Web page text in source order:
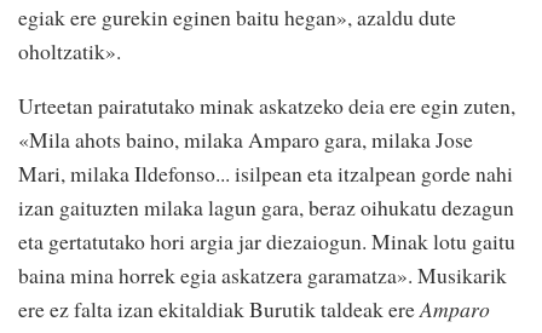
egiak ere gurekin eginen baitu hegan», azaldu dute
oholtzatik».
Urteetan pairatutako minak askatzeko deia ere egin zuten,
«Mila ahots baino, milaka Amparo gara, milaka Jose
Mari, milaka Ildefonso... isilpean eta itzalpean gorde nahi
izan gaituzten milaka lagun gara, beraz oihukatu dezagun
eta gertatutako hori argia jar diezaiogun. Minak lotu gaitu
baina mina horrek egia askatzera garamatza». Musikarik
ere ez falta izan ekitaldiak Burutik taldeak ereAmparo